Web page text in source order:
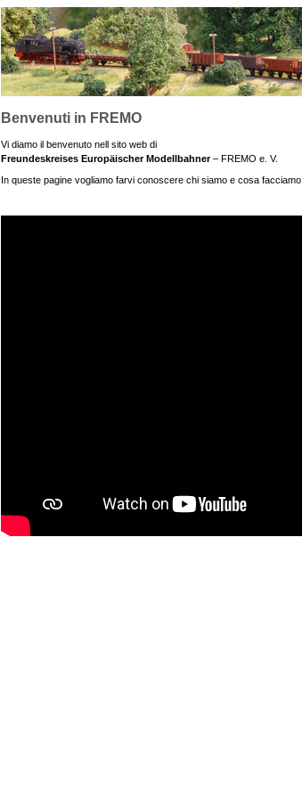
Benvenuti in FREMO
Vi diamo il benvenuto nell sito web di
Freundeskreises Europäischer Modellbahner– FREMO e. V.
In queste pagine vogliamo farvi conoscere chi siamo e cosa facciamo.